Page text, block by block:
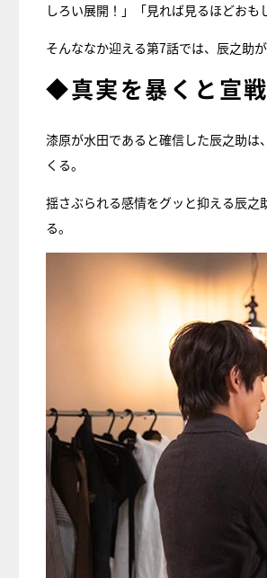
しろい展開！」「見れば見るほどおも
そんななか迎える第7話では、辰之助
◆真実を暴くと宣戦
漆原が水田であると確信した辰之助
くる。
揺さぶられる感情をグッと抑える辰
る。